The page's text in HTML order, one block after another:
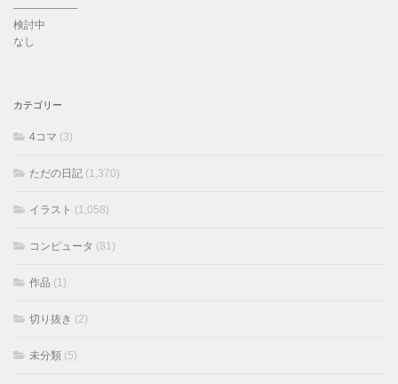
——————
検討中
なし
カテゴリー
4コマ (3)
ただの日記 (1,370)
イラスト (1,058)
コンピュータ (81)
作品 (1)
切り抜き (2)
未分類 (5)